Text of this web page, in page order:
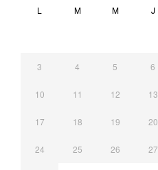
L M M J
3 4 5 6
10 11 12 13
17 18 19 20
24 25 26 27